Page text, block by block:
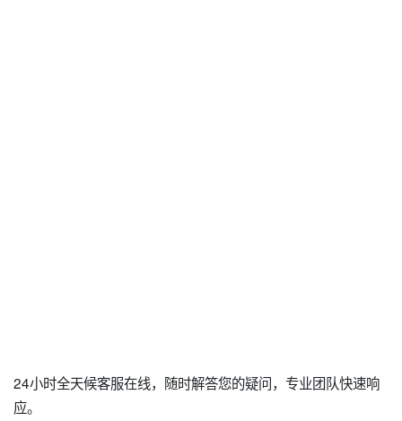
24小时全天候客服在线，随时解答您的疑问，专业团队快速响
应。